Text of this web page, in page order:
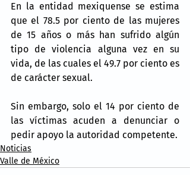
En la entidad mexiquense se estima
que el 78.5 por ciento de las mujeres
de 15 años o más han sufrido algún
tipo de violencia alguna vez en su
vida, de las cuales el 49.7 por ciento es
de carácter sexual.
Sin embargo, solo el 14 por ciento de
las víctimas acuden a denunciar o
pedir apoyo la autoridad competente.
Noticias
Valle de México